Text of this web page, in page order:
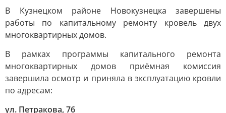
В Кузнецком районе Новокузнецка завершены
работы по капитальному ремонту кровель двух
многоквартирных домов.
В рамках программы капитального ремонта
многоквартирных домов приёмная комиссия
завершила осмотр и приняла в эксплуатацию кровли
по адресам:
ул. Петракова, 76